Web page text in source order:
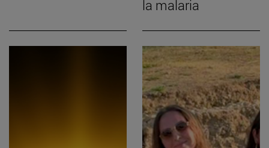
la malaria